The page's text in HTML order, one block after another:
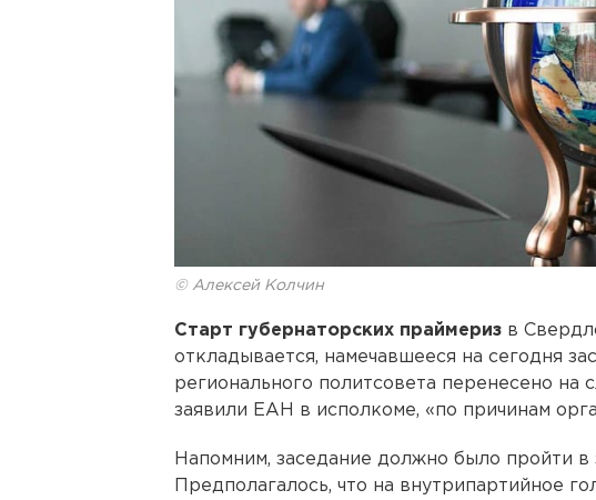
© Алексей Колчин
Старт губернаторских праймериз в
откладывается, намечавшееся на сегодня
регионального политсовета перенесено
заявили ЕАН в исполкоме, «по причинам
Напомним, заседание должно было пройти
Предполагалось, что на внутрипартийное